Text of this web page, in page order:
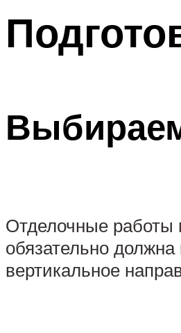
Отделочные работы
обязательно
вертикальное